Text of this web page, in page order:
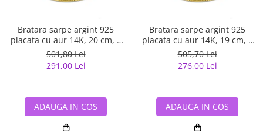
Bratara sarpe argint 925
placata cu aur 14K, 20 cm, 3
mm, UNISEX
501,80 Lei
291,00 Lei
ADAUGA IN COS
Bratara sarpe argint 925
placata cu aur 14K, 19 cm, 3
mm, UNISEX
505,70 Lei
276,00 Lei
ADAUGA IN COS